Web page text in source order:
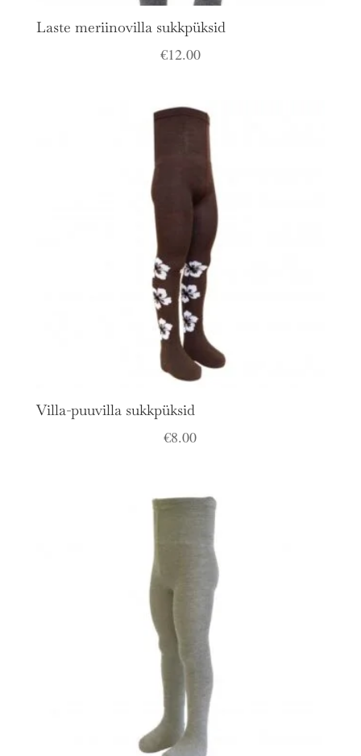
Laste meriinovilla sukkpüksid
€12.00
Villa-puuvilla sukkpüksid
€8.00